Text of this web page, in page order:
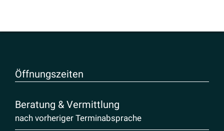
Öffnungs­zeiten
Beratung & Vermittlung
nach vorheriger Terminabsprache